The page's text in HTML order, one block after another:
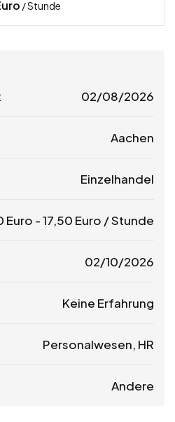
/ Stunde
02/08/2026
Aachen
Einzelhandel
Euro -17,50 Euro / Stunde
02/10/2026
Keine Erfahrung
Personalwesen, HR
Andere